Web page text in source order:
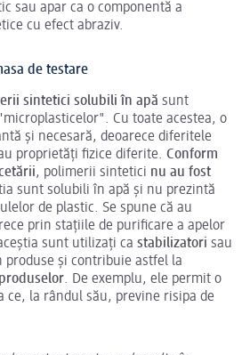
sau apar ca o componentă a
cu efect abraziv.
de testare
sintetici solubili în apă sunt
Cu toate acestea, o
și necesară, deoarece diferitele
proprietăți fizice diferite. Conform
, polimerii sintetici nu au fost
sunt solubili în apă și nu prezintă
de plastic. Se spune că au
prin stațiile de purificare a apelor
sunt utilizați ca stabilizatori sau
produse și contribuie astfel la
. De exemplu, ele permit o
ce, la rândul său, previne risipa de